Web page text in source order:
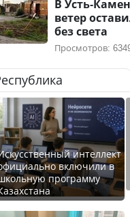
В Усть-
ветер
без света
Просмотров:
интеллект
включили в
программу